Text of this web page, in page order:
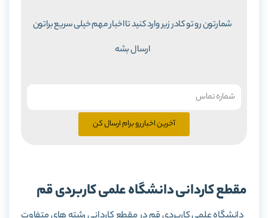
شمارتون رو تو کادر زیر وارد کنید تا اخبار مهم خیلی سریع براتون
ارسال بشه
آخرین اخبار رو برام ارسال کن
مقطع کاردانی دانشگاه علمی کاربردی قم